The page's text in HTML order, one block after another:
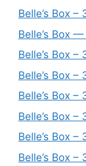
Belle’s Box –
Belle’s Box
Belle’s Box –
Belle’s Box –
Belle’s Box –
Belle’s Box –
Belle’s Box
Belle’s Box –